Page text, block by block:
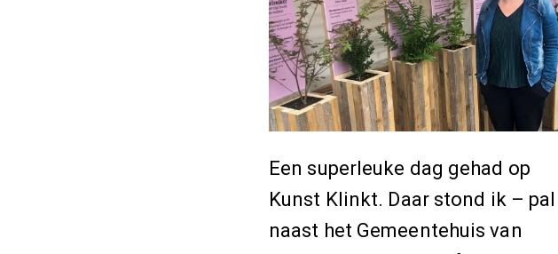
de
sfeer
te
creëren
je
wenst
Een superleuke dag gehad op
Kunst Klinkt. Daar stond ik – pal
naast het Gemeentehuis van